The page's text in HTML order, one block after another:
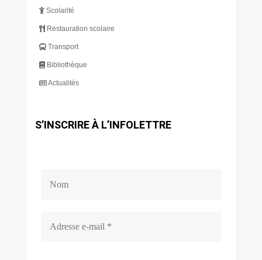
Scolarité
Restauration scolaire
Transport
Bibliothèque
Actualités
S’INSCRIRE À L’INFOLETTRE